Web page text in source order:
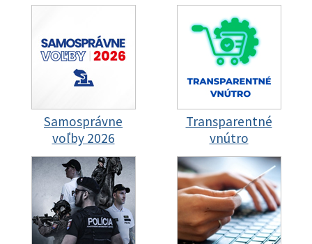
Samosprávne
voľby 2026
Transparentné
vnútro